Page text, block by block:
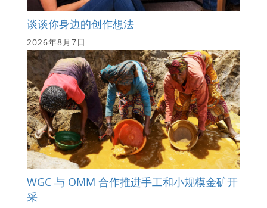
谈谈你身边的创作想法
2026年8月7日
WGC 与 OMM 合作推进手工和小规模金矿开
采